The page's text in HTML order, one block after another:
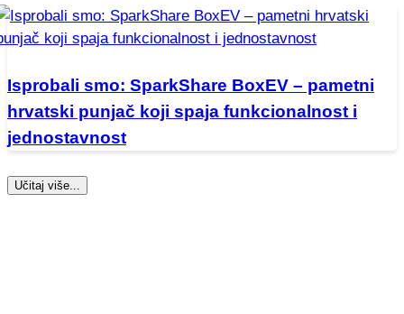
Isprobali smo: SparkShare BoxEV – pametni
hrvatski punjač koji spaja funkcionalnost i
jednostavnost
Učitaj više...